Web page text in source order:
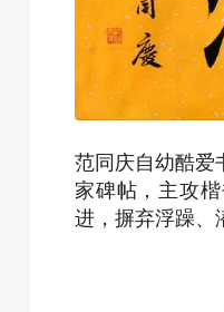
范同庆自幼酷爱
家碑帖，主攻
进，摒弃浮躁、